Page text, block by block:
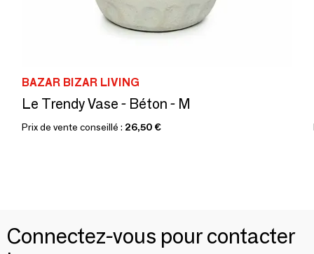
BAZAR BIZAR LIVING
Le Trendy Vase - Béton - M
Prix de vente conseillé : 26,50 €
Connectez-vous pour contacter